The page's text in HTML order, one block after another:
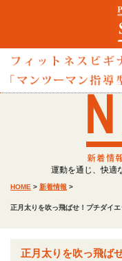
運動を通じ、快適
HOME > 新着情報 >
正月太りを吹っ飛ばせ！プチダイ
正月太りを吹っ飛ば